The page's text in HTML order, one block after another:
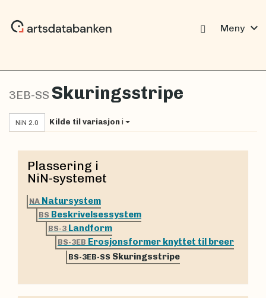
Meny expand_more
3EB-SS Skuringsstripe
NiN 2.0 Kilde til variasjon i
Plassering i
NiN-systemet
NA Natursystem
BS Beskrivelsessystem
BS-3 Landform
BS-3EB Erosjonsformer knyttet til breer
BS-3EB-SS Skuringsstripe